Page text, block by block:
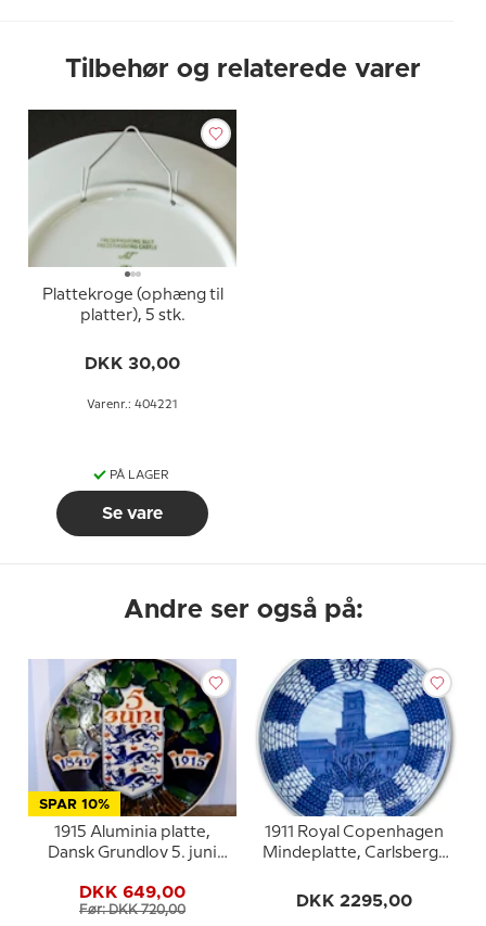
Tilbehør og relaterede varer
Plattekroge (ophæng til
platter), 5 stk.
DKK 30,00
Varenr.: 404221
PÅ LAGER
Se vare
Andre ser også på:
SPAR 10%
1915 Aluminia platte,
Dansk Grundlov 5. juni
DKK 649,00
Før: DKK 720,00
1911 Royal Copenhagen
Mindeplatte, Carlsberg-
DKK 2295,00